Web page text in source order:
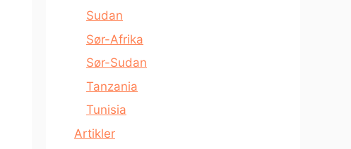
Sudan
Sør-Afrika
Sør-Sudan
Tanzania
Tunisia
Artikler